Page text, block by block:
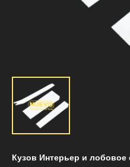
Кузов Интерьер и лобовое